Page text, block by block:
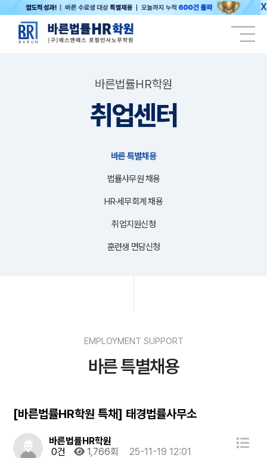
X
바른법률HR학원
취업센터
바른 특별채용
법률사무원 채용
HR·세무회계 채용
취업지원신청
훈련생 면담신청
EMPLOYMENT SUPPORT
바른 특별채용
[바른법률HR학원 특채] 태경법률사무소
바른법률HR학원
0건
1,766회 25-11-19 12:01